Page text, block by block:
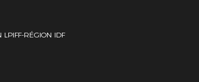
LPIFF-RÉGION IDF